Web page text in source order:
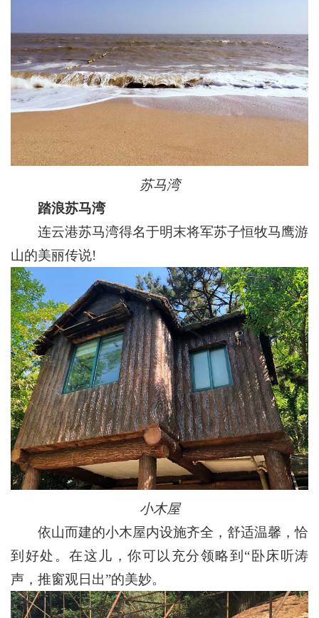
苏马湾
踏浪苏马湾
连云港苏马湾得名于明末将军苏子恒牧马鹰游
山的美丽传说!
小木屋
依山而建的小木屋内设施齐全，舒适温馨，恰
到好处。在这儿，你可以充分领略到“卧床听涛
声，推窗观日出”的美妙。